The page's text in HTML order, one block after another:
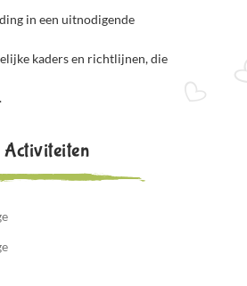
in een uitnodigende
kaders en richtlijnen, die
Activiteiten